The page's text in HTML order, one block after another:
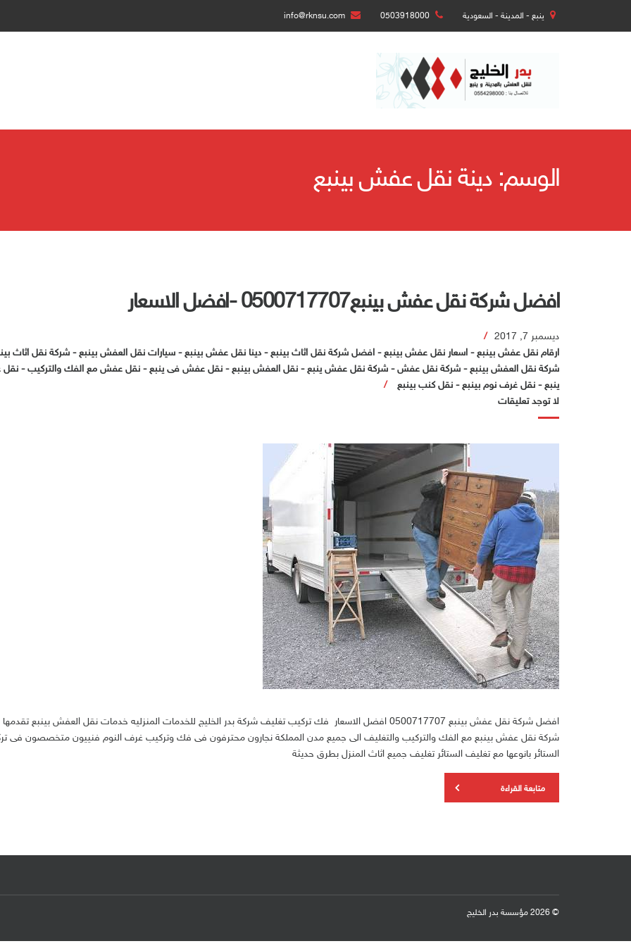
ينبع - المدينة - السعودية 0503918000
info@rknsu.com
الوسم:دينة نقل عفش بينبع
افضل شركة نقل عفش بينبع0500717707 -افضل الاسعار
ديسمبر 7, 2017
ارقام نقل عفش بينبع- اسعار نقل عفش بينبع- افضل شركة نقل اثاث بينبع- دينا نقل عفش بينبع- سيارات نقل العفش بينبع- شركة نقل اثاث
شركة نقل العفش بينبع- شركة نقل عفش- شركة نقل عفش ينبع- نقل العفش بينبع- نقل عفش فى ينبع- نقل عفش مع الفك والتركيب-
ينبع- نقل غرف نوم بينبع- نقل كنب بينبع
لا توجد تعليقات
افضل شركة نقل عفش بينبع 0500717707 افضل الاسعار فك تركيب تغليف شركة بدر الخليج للخدمات المنزليه خدمات نقل العفش بينبع
شركة نقل عفش بينبع مع الفك والتركيب والتغليف الى جميع مدن المملكة نجارون محترفون فى فك وتركيب غرف النوم فنييون متخصصون فى
الستائر بانوعها مع تغليف الستائر تغليف جميع اثاث المنزل بطرق حديثة
متابعة القراءة
© 2026 مؤسسة بدر الخليج